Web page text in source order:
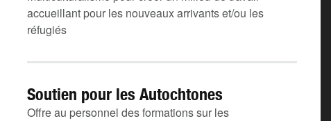
accueillant pour les nouveaux arrivants et/ou les
réfugiés
Soutien pour les Autochtones
Offre au personnel des formations sur les